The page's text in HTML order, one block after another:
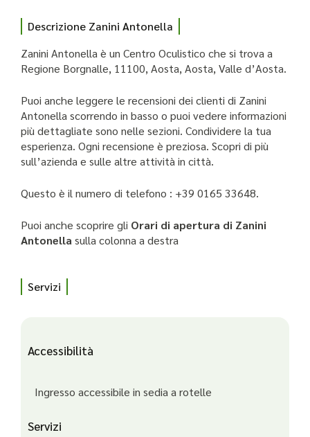
Descrizione Zanini Antonella
Zanini Antonella è un Centro Oculistico che si trova a
Regione Borgnalle, 11100, Aosta, Aosta, Valle d’Aosta.
Puoi anche leggere le recensioni dei clienti di Zanini
Antonella scorrendo in basso o puoi vedere informazioni
più dettagliate sono nelle sezioni. Condividere la tua
esperienza. Ogni recensione è preziosa. Scopri di più
sull’azienda e sulle altre attività in città.
Questo è il numero di telefono : +39 0165 33648.
Puoi anche scoprire gli Orari di apertura di Zanini
Antonellasulla colonna a destra
Servizi
Accessibilità
Ingresso accessibile in sedia a rotelle
Servizi